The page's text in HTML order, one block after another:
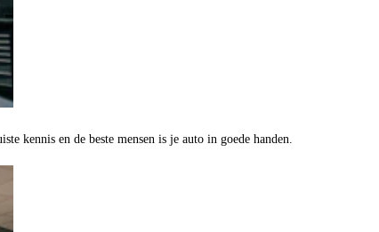
kennis en de beste mensen is je auto in goede handen.